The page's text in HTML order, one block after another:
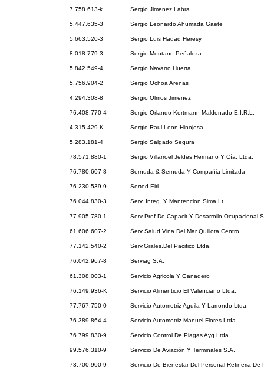
7.758.613-k Sergio Jimenez Labra
5.447.635-3 Sergio Leonardo Ahumada Gaete
5.663.520-3 Sergio Luis Hadad Heresy
8.018.779-3 Sergio Montane Peñaloza
5.842.549-4 Sergio Navarro Huerta
5.756.904-2 Sergio Ochoa Arenas
4.294.308-8 Sergio Olmos Jimenez
76.408.770-4 Sergio Orlando Kortmann Maldonado E.I.R.L.
4.315.429-K Sergio Raul Leon Hinojosa
5.283.181-4 Sergio Salgado Segura
78.571.880-1 Sergio Villarroel Jeldes Hermano Y Cía. Ltda.
76.780.607-8 Sernuda & Sernuda Y Compañia Limitada
76.230.539-9 Serted.Eirl
76.044.830-3 Serv. Integ. Y Mantencion Sima Lt
77.905.780-1 Serv Prof De Capacit Y Desarrollo Ocupacional
61.606.607-2 Serv Salud Vina Del Mar Quillota Centro
77.142.540-2 Serv.Grales.Del Pacifico Ltda.
76.042.967-8 Serviag S.A.
61.308.003-1 Servicio Agricola Y Ganadero
76.149.936-K Servicio Alimenticio El Valenciano Ltda.
77.767.750-0 Servicio Automotriz Aguila Y Larrondo Ltda.
76.389.864-4 Servicio Automotriz Manuel Flores Ltda.
76.799.830-9 Servicio Control De Plagas Ayg Ltda
99.576.310-9 Servicio De Aviación Y Terminales S.A.
73.700.900-9 Servicio De Bienestar Del Personal Refineria De